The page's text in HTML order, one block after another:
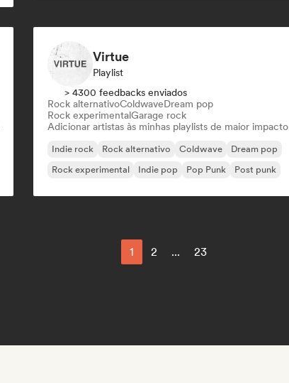
Virtue
Playlist
> 4300 feedbacks enviados
Rock alternativoColdwaveDream pop
Rock experimentalGarage rock
Adicionar artistas às minhas playlists de maior impacto
Indie rock Rock alternativo Coldwave
Dream pop
Rock experimental
Indie pop Pop Punk Post punk
1 2 ... 23